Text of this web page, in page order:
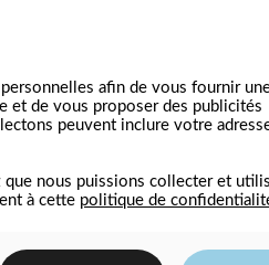
site. J’habite à
de longues balades en
au public
et fabrique
afin de vous fournir
et de vous proposer des publicités
peuvent inclure votre
que nous puissions collecter et
à cette politique de